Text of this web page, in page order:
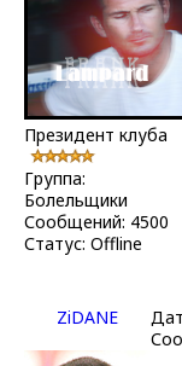
Президент клуба
Группа:
Болельщики
Сообщений: 4500
Статус: Offline
ZiDANE